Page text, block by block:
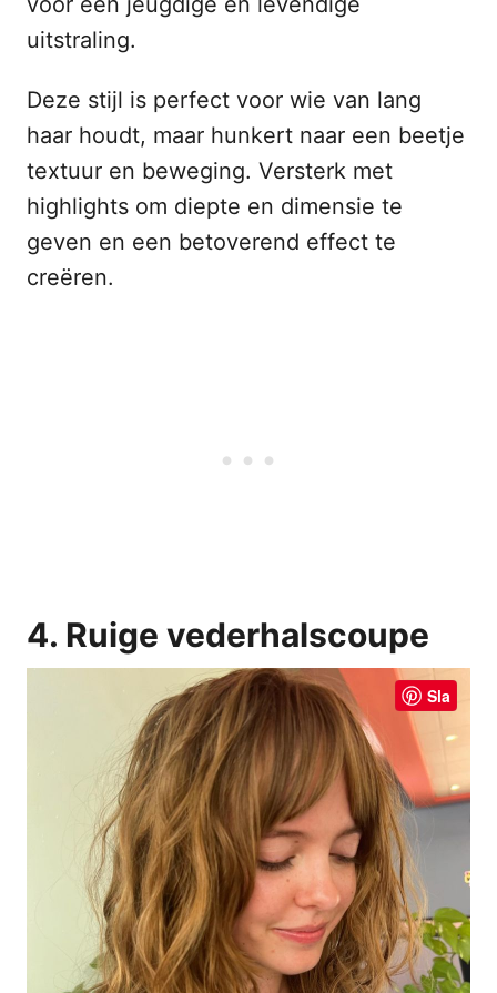
uitstraling.
Deze stijl is perfect voor wie van lang
haar houdt, maar hunkert naar een beetje
textuur en beweging. Versterk met
highlights om diepte en dimensie te
geven en een betoverend effect te
creëren.
4. Ruige vederhalscoupe
Sla